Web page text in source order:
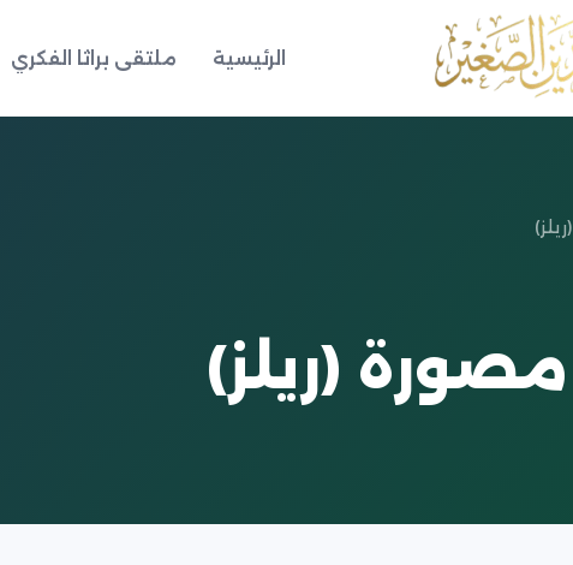
الرئيسية ملتقى براثا الفكري
(ريلز)